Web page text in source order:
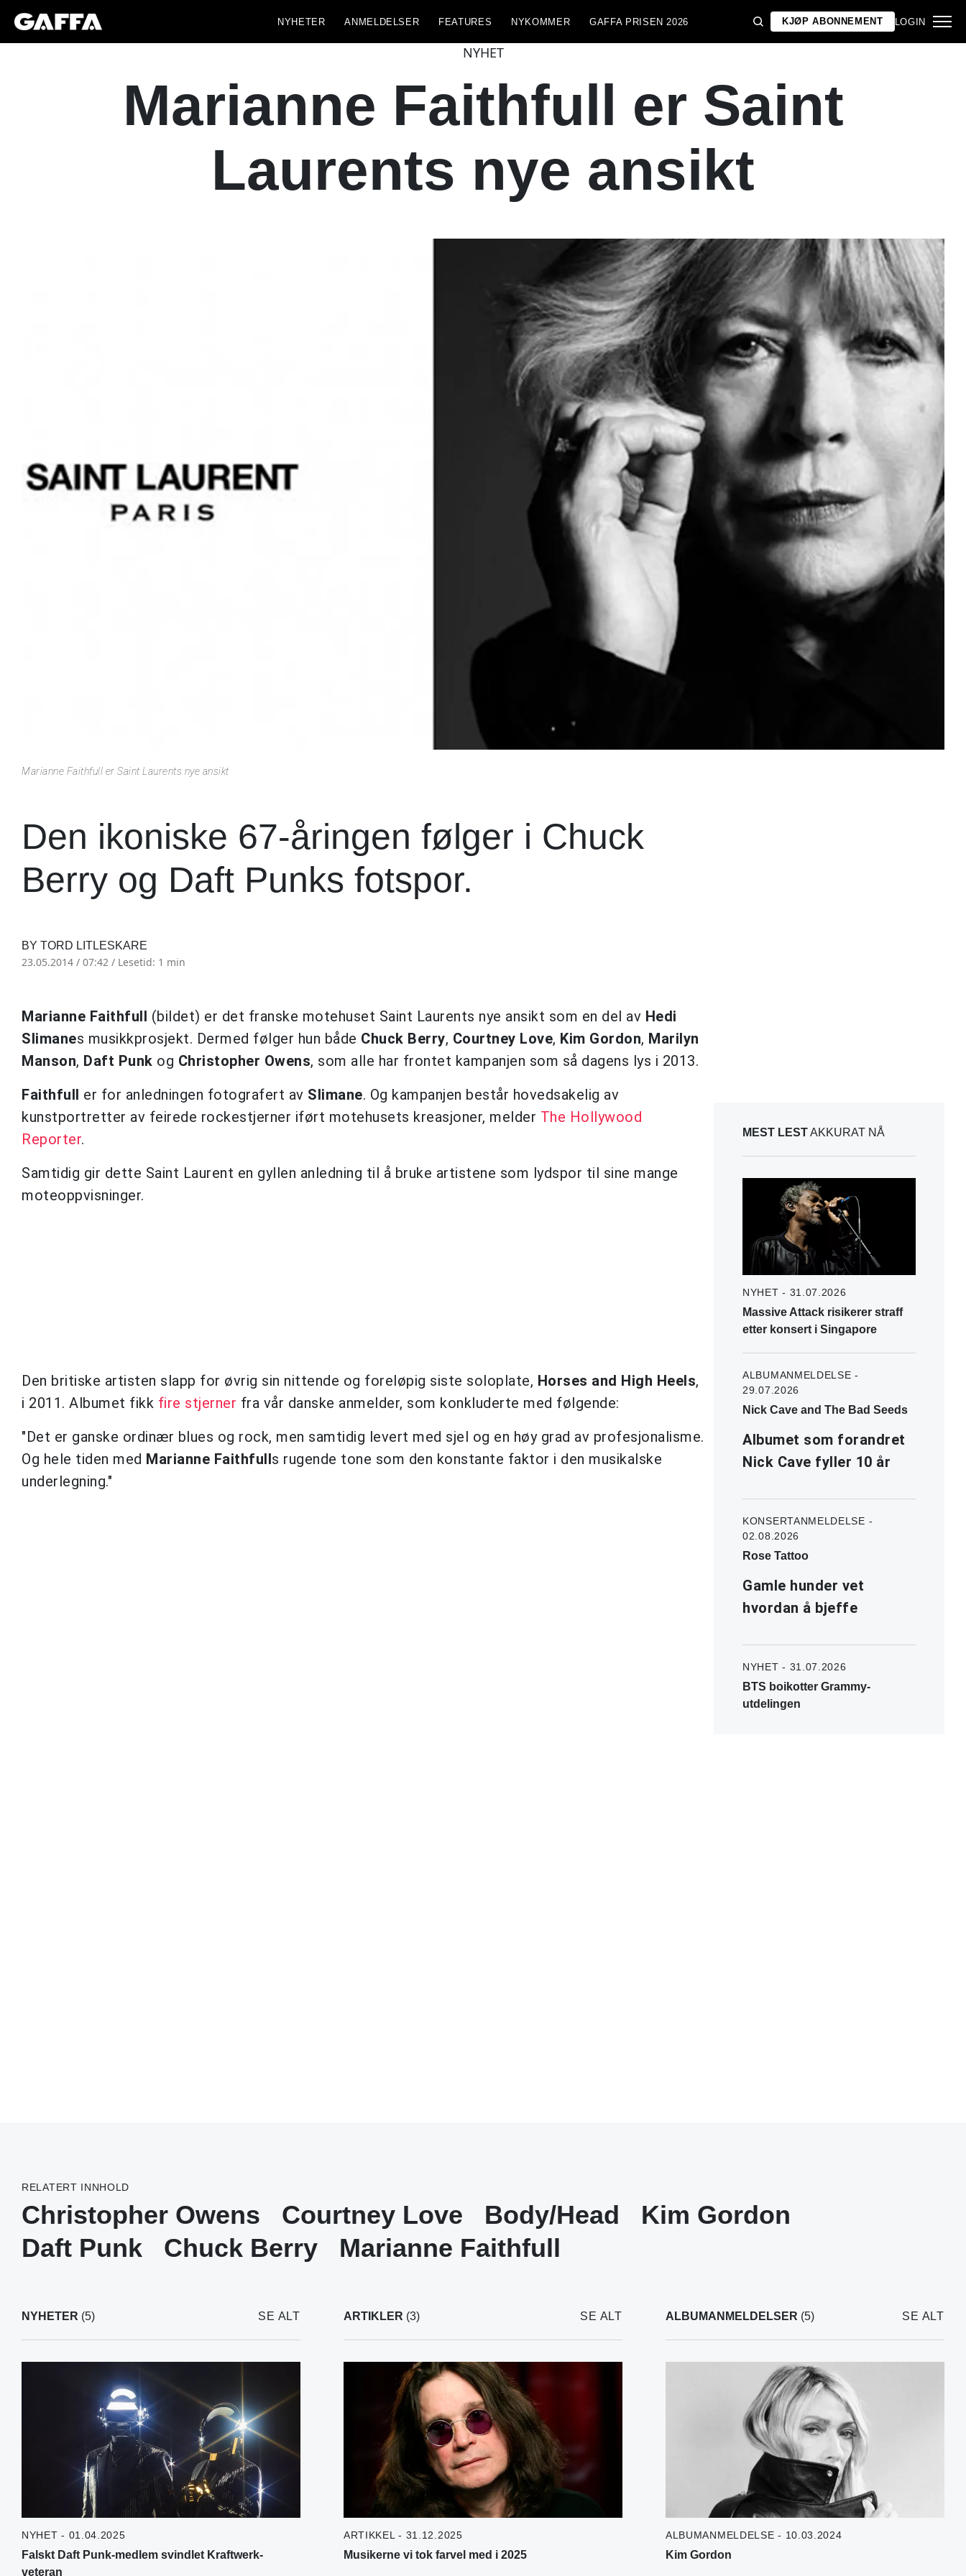
NYHETER ANMELDELSER FEATURES NYKOMMER GAFFA PRISEN 2026 KJØP ABONNEMENT LOGIN
NYHET
Marianne Faithfull er Saint
Laurents nye ansikt
Marianne Faithfull er Saint Laurents nye ansikt
Den ikoniske 67-åringen følger i Chuck
Berry og Daft Punks fotspor.
BY TORD LITLESKARE
23.05.2014 / 07:42 / Lesetid: 1 min
Marianne Faithfull (bildet) er det franske motehuset Saint Laurents nye ansikt som en del av Hedi
Slimanes musikkprosjekt. Dermed følger hun både Chuck Berry, Courtney Love, Kim Gordon, Marilyn
Manson, Daft Punk og Christopher Owens, som alle har frontet kampanjen som så dagens lys i 2013.
Faithfull er for anledningen fotografert av Slimane. Og kampanjen består hovedsakelig av
kunstportretter av feirede rockestjerner iført motehusets kreasjoner, melder The Hollywood
Reporter.
Samtidig gir dette Saint Laurent en gyllen anledning til å bruke artistene som lydspor til sine mange
moteoppvisninger.
Den britiske artisten slapp for øvrig sin nittende og foreløpig siste soloplate, Horses and High Heels,
i 2011. Albumet fikk fire stjerner fra vår danske anmelder, som konkluderte med følgende:
"Det er ganske ordinær blues og rock, men samtidig levert med sjel og en høy grad av profesjonalisme.
Og hele tiden med Marianne Faithfulls rugende tone som den konstante faktor i den musikalske
underlegning."
MEST LESTAKKURAT NÅ
NYHET - 31.07.2026
Massive Attack risikerer straff
etter konsert i Singapore
ALBUMANMELDELSE -
29.07.2026
Nick Cave and The Bad Seeds
Albumet som forandret
Nick Cave fyller 10 år
KONSERTANMELDELSE -
02.08.2026
Rose Tattoo
Gamle hunder vet
hvordan å bjeffe
NYHET - 31.07.2026
BTS boikotter Grammy-
utdelingen
RELATERT INNHOLD
Christopher Owens Courtney Love Body/Head
Kim Gordon
Daft Punk
Chuck Berry Marianne Faithfull
NYHETER (5) SE ALT
NYHET - 01.04.2025
Falskt Daft Punk-medlem svindlet Kraftwerk-
veteran
ARTIKLER (3) SE ALT
ARTIKKEL - 31.12.2025
Musikerne vi tok farvel med i 2025
ALBUMANMELDELSER (5) SE ALT
ALBUMANMELDELSE - 10.03.2024
Kim Gordon